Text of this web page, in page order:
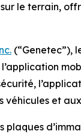
le terrain,
(“Genetec”),
l’application
et
plaques